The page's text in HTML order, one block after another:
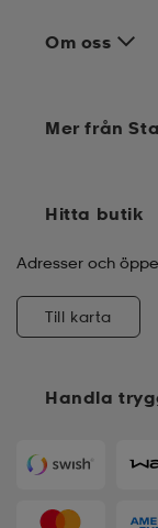
Om oss
Handla
Mer från
Hitta butik
Adresser och
Till karta